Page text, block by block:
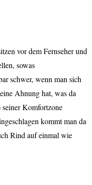
vor dem Fernseher und
sowas
schwer, wenn man sich
Ahnung hat, was da
seiner Komfortzone
kommt man da
Rind auf einmal wie